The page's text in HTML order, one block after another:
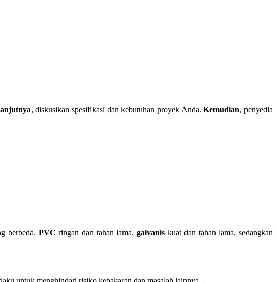
, diskusikan spesifikasi dan kebutuhan proyek Anda.Kemudian, penyedia
berbeda. PVC ringan dan tahan lama, galvaniskuat dan tahan lama, sedangkan